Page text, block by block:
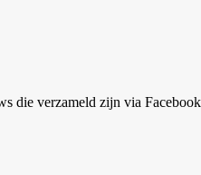
die verzameld zijn via Facebook